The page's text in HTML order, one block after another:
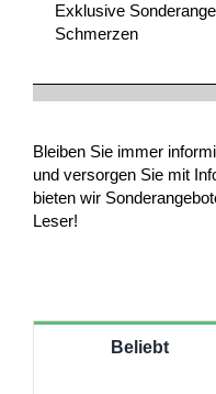
Exklusive
Schmerzen
Bleiben Sie immer
und versorgen Sie mit
bieten wir
Leser!
Beliebt